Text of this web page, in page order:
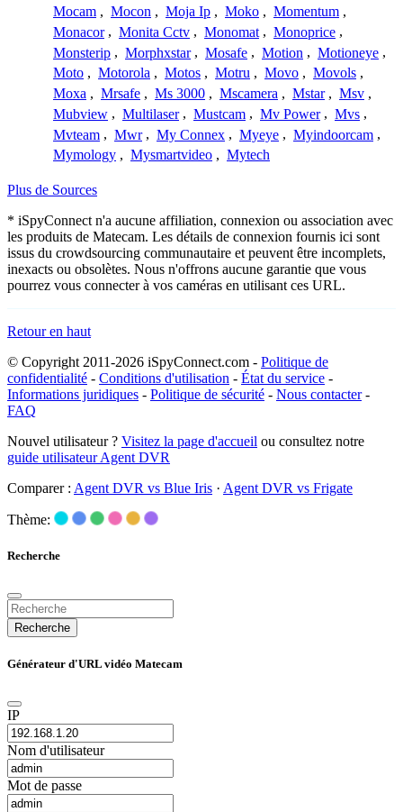
Mocam , Mocon , Moja Ip , Moko , Momentum ,
Monacor , Monita Cctv , Monomat , Monoprice ,
Monsterip , Morphxstar , Mosafe , Motion , Motioneye ,
Moto , Motorola , Motos , Motru , Movo , Movols ,
Moxa , Mrsafe , Ms 3000 , Mscamera , Mstar , Msv ,
Mubview , Multilaser , Mustcam , Mv Power , Mvs ,
Mvteam , Mwr , My Connex , Myeye , Myindoorcam ,
Mymology , Mysmartvideo , Mytech
Plus de Sources
* iSpyConnect n'a aucune affiliation, connexion ou association avec
les produits de Matecam. Les détails de connexion fournis ici sont
issus du crowdsourcing communautaire et peuvent être incomplets,
inexacts ou obsolètes. Nous n'offrons aucune garantie que vous
pourrez vous connecter à vos caméras en utilisant ces URL.
Retour en haut
© Copyright 2011-2026 iSpyConnect.com - Politique de
confidentialité - Conditions d'utilisation - État du service -
Informations juridiques - Politique de sécurité - Nous contacter-
FAQ
Nouvel utilisateur ? Visitez la page d'accueil ou consultez notre
guide utilisateur Agent DVR
Comparer : Agent DVR vs Blue Iris · Agent DVR vs Frigate
Thème:
Recherche
Recherche
Générateur d'URL vidéo Matecam
IP
Nom d'utilisateur
Mot de passe